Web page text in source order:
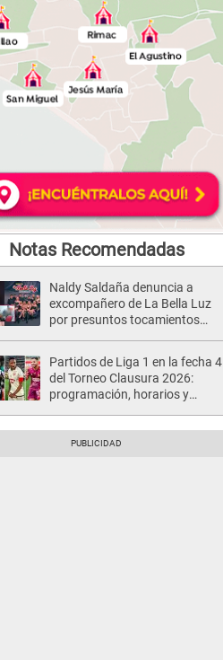
Notas Recomendadas
Naldy Saldaña denuncia a
excompañero de La Bella Luz
por presuntos tocamientos
Partidos de Liga 1 en la fecha 4
del Torneo Clausura 2026:
programación, horarios y